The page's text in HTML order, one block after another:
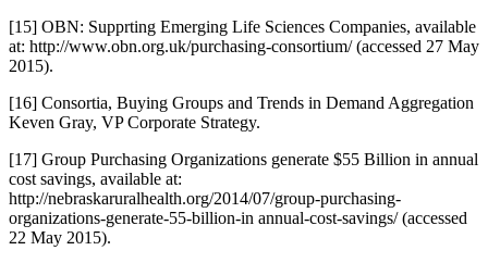
[15] OBN: Supprting Emerging Life Sciences Companies, available
at: http://www.obn.org.uk/purchasing-consortium/ (accessed 27 May
2015).
[16] Consortia, Buying Groups and Trends in Demand Aggregation
Keven Gray, VP Corporate Strategy.
[17] Group Purchasing Organizations generate $55 Billion in annual
cost savings, available at:
http://nebraskaruralhealth.org/2014/07/group-purchasing-
organizations-generate-55-billion-in annual-cost-savings/ (accessed
22 May 2015).